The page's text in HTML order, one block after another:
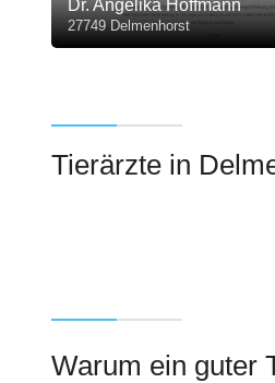
Dr. Angelika Hoffmann
27749 Delmenhorst
Tierärzte in
Warum ein guter